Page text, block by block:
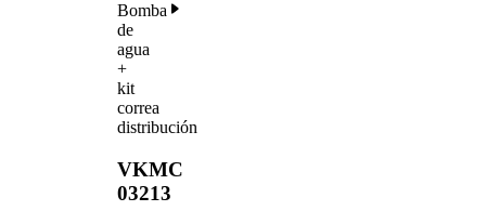
Bomba
de
agua
+
kit
correa
distribución
VKMC
03213